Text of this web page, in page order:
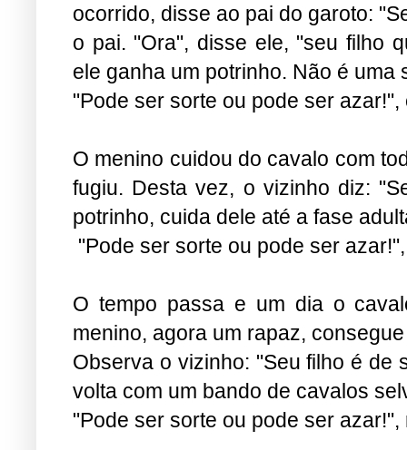
ocorrido, disse ao pai do garoto:
o pai. "Ora", disse ele, "seu filho
ele ganha um potrinho. Não é uma
"Pode ser sorte ou pode ser
O menino cuidou do cavalo com
fugiu. Desta vez, o vizinho diz:
potrinho, cuida dele até a fase
"Pode ser sorte ou pode ser
O tempo passa e um dia o
menino, agora um rapaz,
Observa o vizinho: "Seu filho é de
volta com um bando de cavalos
"Pode ser sorte ou pode ser